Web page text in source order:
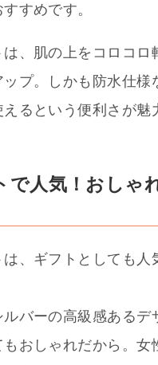
すめです。
は、肌の上をコロコロ
プ。しかも防水仕様
るという便利さが魅
で人気！おしゃ
は、ギフトとしても人
バーの高級感あるデ
おしゃれだから。女